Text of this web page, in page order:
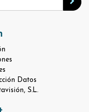
Datos
S.L.